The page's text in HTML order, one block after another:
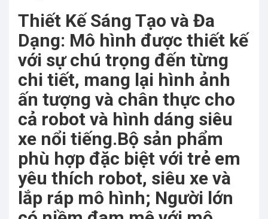
Thiết Kế Sáng Tạo và Đa
Dạng: Mô hình được thiết kế
với sự chú trọng đến từng
chi tiết, mang lại hình ảnh
ấn tượng và chân thực cho
cả robot và hình dáng siêu
xe nổi tiếng.Bộ sản phẩm
phù hợp đặc biệt với trẻ em
yêu thích robot, siêu xe và
lắp ráp mô hình; Người lớn